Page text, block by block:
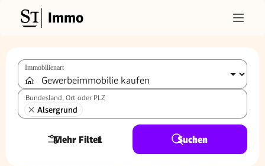
Immo
Immobilienart
Bundesland, Ort oder PLZ
Alsergrund
Mehr Filter
1 Suchen